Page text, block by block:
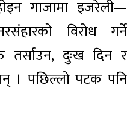
गाजामा इजरेली—
विरोध गर्ने
तर्साउन, दुःख दिन र
। पछिल्लो पटक पनि